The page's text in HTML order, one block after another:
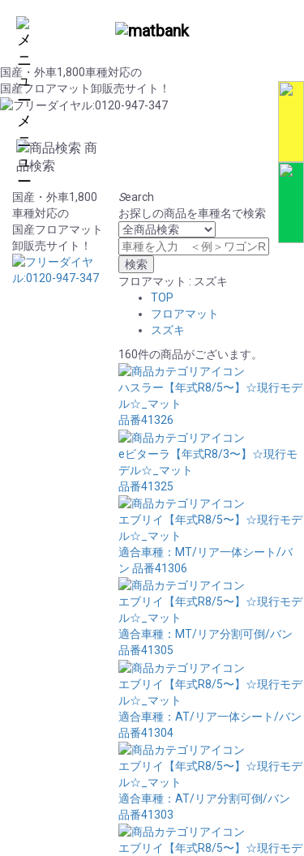
国産・外車1,800車種対応の
国産フロアマット卸販売サイト！
商
品検索
メ
ニ
ュ
ー
国産・外車1,800
車種対応の
国産フロアマット
卸販売サイト！
Search
お探しの商品を車種名で検索
フロアマット : スズキ
TOP
フロアマット
スズキ
160件の商品がございます。
ハスラー【年式R8/5〜】☆現行モデ
ル☆_マット
品番41326
eビターラ【年式R8/3〜】☆現行モ
デル☆_マット
品番41325
エブリイ【年式R8/5〜】☆現行モデ
ル☆_マット
適合車種：MT/リア一体シート/バ
ン 品番41306
エブリイ【年式R8/5〜】☆現行モデ
ル☆_マット
適合車種：MT/リア分割可倒/バン
品番41305
エブリイ【年式R8/5〜】☆現行モデ
ル☆_マット
適合車種：AT/リア一体シート/バン
品番41304
エブリイ【年式R8/5〜】☆現行モデ
ル☆_マット
適合車種：AT/リア分割可倒/バン
品番41303
エブリイ【年式R8/5〜】☆現行モデ